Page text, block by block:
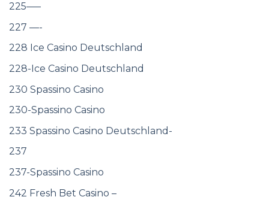
225—–
227 —-
228 Ice Casino Deutschland
228-Ice Casino Deutschland
230 Spassino Casino
230-Spassino Casino
233 Spassino Casino Deutschland-
237
237-Spassino Casino
242 Fresh Bet Casino –